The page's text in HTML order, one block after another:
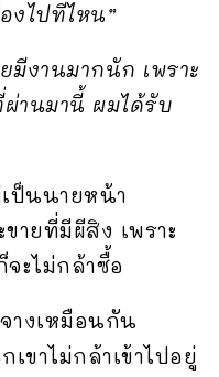
งไปที่ไหน”
มีงานมากนัก เพราะ
านมานี้ ผมได้รับ
ป็นนายหน้า
ายที่มีผีสิง เพราะ
ะไม่กล้าซื้อ
างเหมือนกัน
ขาไม่กล้าเข้าไปอยู่